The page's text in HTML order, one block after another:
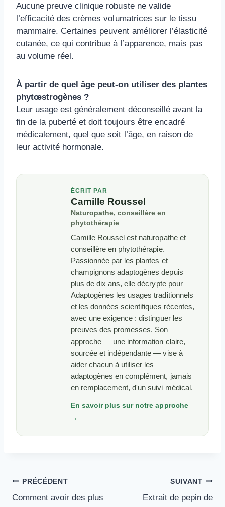
Aucune preuve clinique robuste ne valide
l’efficacité des crèmes volumatrices sur le tissu
mammaire. Certaines peuvent améliorer l’élasticité
cutanée, ce qui contribue à l’apparence, mais pas
au volume réel.
À partir de quel âge peut-on utiliser des plantes
phytœstrogènes ?
Leur usage est généralement déconseillé avant la
fin de la puberté et doit toujours être encadré
médicalement, quel que soit l’âge, en raison de
leur activité hormonale.
ÉCRIT PAR
Camille Roussel
Naturopathe, conseillère en
phytothérapie
Camille Roussel est naturopathe et
conseillère en phytothérapie.
Passionnée par les plantes et
champignons adaptogènes depuis
plus de dix ans, elle décrypte pour
Adaptogènes les usages traditionnels
et les données scientifiques récentes,
avec une exigence : distinguer les
preuves des promesses. Son
approche — une information claire,
sourcée et indépendante — vise à
aider chacun à utiliser les
adaptogènes en complément, jamais
en remplacement, d'un suivi médical.
En savoir plus sur notre approche
→
Navigation
De
PRÉCÉDENT
Comment avoir des plus
SUIVANT
Extrait de pepin de